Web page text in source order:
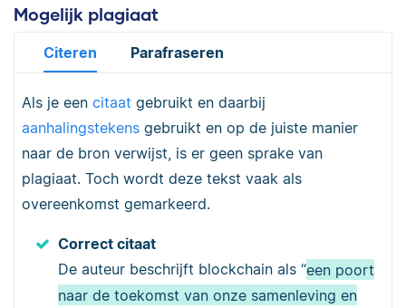
Mogelijk plagiaat
Citeren Parafraseren
Als je een citaat gebruikt en daarbij
aanhalingstekens gebruikt en op de juiste manier
naar de bron verwijst, is er geen sprake van
plagiaat. Toch wordt deze tekst vaak als
overeenkomst gemarkeerd.
Correct citaat
De auteur beschrijft blockchain als “een poort
naar de toekomst van onze samenleving en